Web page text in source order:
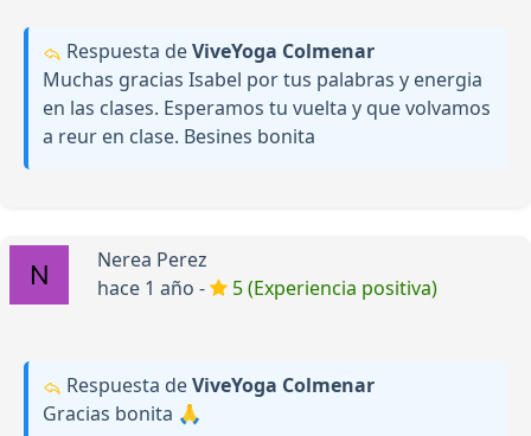
Respuesta deViveYoga Colmenar
Muchas gracias Isabel por tus palabras y energia
en las clases. Esperamos tu vuelta y que volvamos
a reur en clase. Besines bonita
Nerea Perez
hace 1 año -
5 (Experiencia positiva)
Respuesta deViveYoga Colmenar
Gracias bonita 🙏